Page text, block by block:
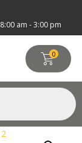
am - 3:00 pm
0